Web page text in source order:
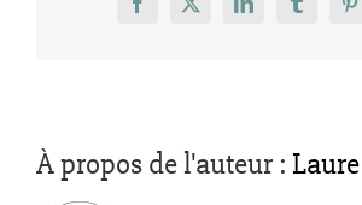
Facebook
X LinkedInTumblr
À propos de l'auteur :